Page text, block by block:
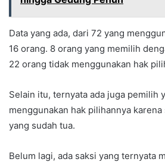
Data yang ada, dari 72 yang
16 orang. 8 orang yang memilih
22 orang tidak menggunakan hak
Selain itu, ternyata ada juga pemilih
menggunakan hak pilihannya
yang sudah tua.
Belum lagi, ada saksi yang ternyata